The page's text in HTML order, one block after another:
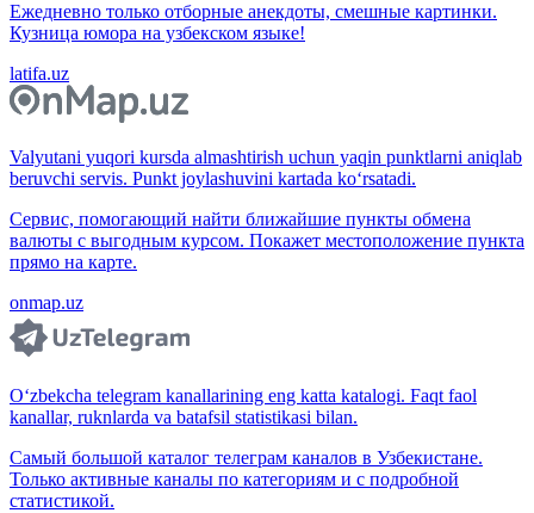
Ежедневно только отборные анекдоты, смешные картинки.
Кузница юмора на узбекском языке!
latifa.uz
Valyutani yuqori kursda almashtirish uchun yaqin punktlarni aniqlab
beruvchi servis. Punkt joylashuvini kartada ko‘rsatadi.
Сервис, помогающий найти ближайшие пункты обмена
валюты с выгодным курсом. Покажет местоположение пункта
прямо на карте.
onmap.uz
O‘zbekcha telegram kanallarining eng katta katalogi. Faqt faol
kanallar, ruknlarda va batafsil statistikasi bilan.
Самый большой каталог телеграм каналов в Узбекистане.
Только активные каналы по категориям и с подробной
статистикой.